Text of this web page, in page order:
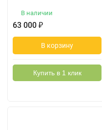
В наличии
63 000 ₽
В корзину
Купить в 1 клик